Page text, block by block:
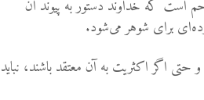
است که خداوند دستور به پیوند آن
برای شوهر می‌شود.
اگر اکثریت به آن معتقد باشند، نباید